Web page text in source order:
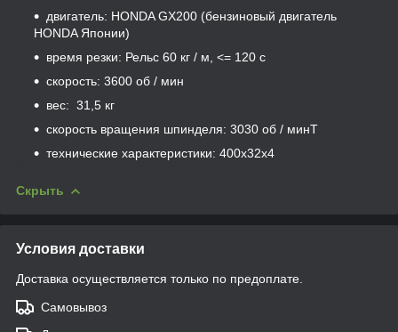
двигатель: HONDA GX200 (бензиновый двигатель
HONDA Японии)
время резки: Рельс 60 кг / м, <= 120 с
скорость: 3600 об / мин
вес: 31,5 кг
скорость вращения шпинделя: 3030 об / минТ
технические характеристики: 400x32x4
Скрыть
Условия доставки
Доставка осуществляется только по предоплате.
Самовывоз